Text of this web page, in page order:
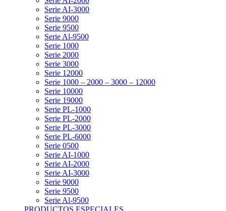
Serie AI-3000
Serie 9000
Serie 9500
Serie Al-9500
Serie 1000
Serie 2000
Serie 3000
Serie 12000
Serie 1000 – 2000 – 3000 – 12000
Serie 10000
Serie 19000
Serie PL-1000
Serie PL-2000
Serie PL-3000
Serie PL-6000
Serie 0500
Serie AI-1000
Serie AI-2000
Serie AI-3000
Serie 9000
Serie 9500
Serie Al-9500
PRODUCTOS ESPECIALES